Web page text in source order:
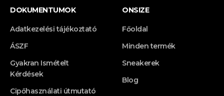
DOKUMENTUMOK
Adatkezelési tájékoztató
ÁSZF
Gyakran Ismételt
Kérdések
Cipőhasználati útmutató
ONSIZE
Főoldal
Minden termék
Sneakerek
Blog